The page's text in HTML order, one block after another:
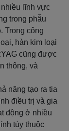
nhiều lĩnh vực
trong phẫu
Trong công
hàn kim loại
cũng được
thông, và
năng tạo ra tia
điều trị và gia
động ở nhiều
tùy thuộc